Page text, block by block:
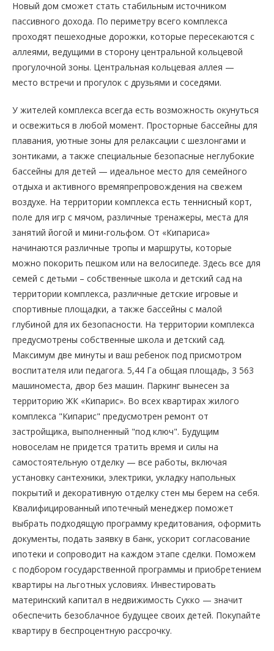
Новый дом сможет стать стабильным источником
пассивного дохода. По периметру всего комплекса
проходят пешеходные дорожки, которые пересекаются с
аллеями, ведущими в сторону центральной кольцевой
прогулочной зоны. Центральная кольцевая аллея —
место встречи и прогулок с друзьями и соседями.
У жителей комплекса всегда есть возможность окунуться
и освежиться в любой момент. Просторные бассейны для
плавания, уютные зоны для релаксации с шезлонгами и
зонтиками, а также специальные безопасные неглубокие
бассейны для детей — идеальное место для семейного
отдыха и активного времяпрепровождения на свежем
воздухе. На территории комплекса есть теннисный корт,
поле для игр с мячом, различные тренажеры, места для
занятий йогой и мини-гольфом. От «Кипариса»
начинаются различные тропы и маршруты, которые
можно покорить пешком или на велосипеде. Здесь все для
семей с детьми – собственные школа и детский сад на
территории комплекса, различные детские игровые и
спортивные площадки, а также бассейны с малой
глубиной для их безопасности. На территории комплекса
предусмотрены собственные школа и детский сад.
Максимум две минуты и ваш ребенок под присмотром
воспитателя или педагога. 5,44 Га общая площадь, 3 563
машиноместа, двор без машин. Паркинг вынесен за
территорию ЖК «Кипарис». Во всех квартирах жилого
комплекса "Кипарис" предусмотрен ремонт от
застройщика, выполненный "под ключ". Будущим
новоселам не придется тратить время и силы на
самостоятельную отделку — все работы, включая
установку сантехники, электрики, укладку напольных
покрытий и декоративную отделку стен мы берем на себя.
Квалифицированный ипотечный менеджер поможет
выбрать подходящую программу кредитования, оформить
документы, подать заявку в банк, ускорит согласование
ипотеки и сопроводит на каждом этапе сделки. Поможем
с подбором государственной программы и приобретением
квартиры на льготных условиях. Инвестировать
материнский капитал в недвижимость Сукко — значит
обеспечить безоблачное будущее своих детей. Покупайте
квартиру в беспроцентную рассрочку.